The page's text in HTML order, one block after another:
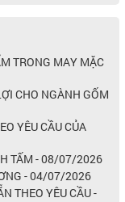
TRONG MAY MẶC
CHO NGÀNH GỐM
YÊU CẦU CỦA
TẤM - 08/07/2026
- 04/07/2026
THEO YÊU CẦU -